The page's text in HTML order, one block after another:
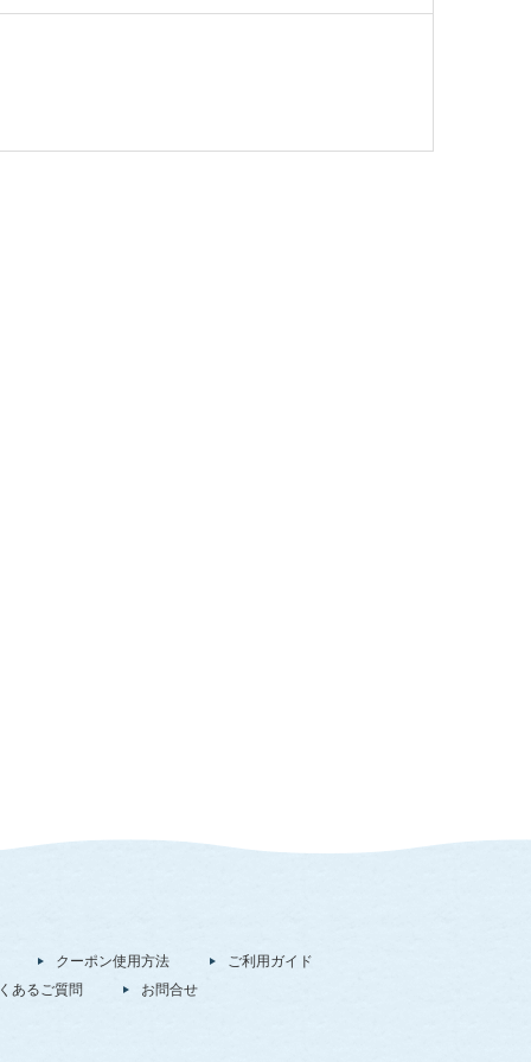
クーポン使用方法
ご利用ガイド
あるご質問 お問合せ